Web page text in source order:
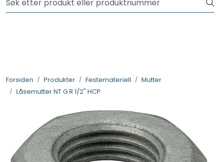
Skip to main contentNYHET! 150 nye varer
Forsiden Produkter Festemateriell
Mutter
Låsemutter NT G R 1/2" HCP
Rådgivning
Nyttige verktøy
Kontakt oss